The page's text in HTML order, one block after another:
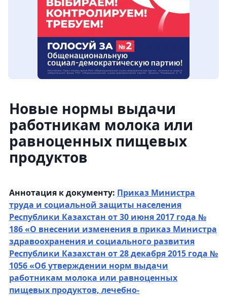
Новые нормы выдачи
работникам молока или
равноценных пищевых
продуктов
Аннотация к документу: Приказ Министра
труда и социальной защиты населения
Республики Казахстан от 30 июня 2017 года №
186 «О внесении изменения в приказ Министра
здравоохранения и социального развития
Республики Казахстан от 28 декабря 2015 года №
1056 «Об утверждении норм выдачи
работникам молока или равноценных
пищевых продуктов, лечебно-